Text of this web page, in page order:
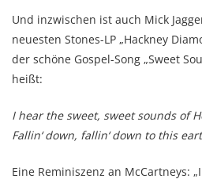
Und inzwischen ist auch Mick
neuesten Stones-LP „Hackney
der schöne Gospel-Song „Sweet
heißt:
I hear the sweet, sweet sounds of
Fallin‘ down, fallin‘ down to this
Eine Reminiszenz an McCartneys: